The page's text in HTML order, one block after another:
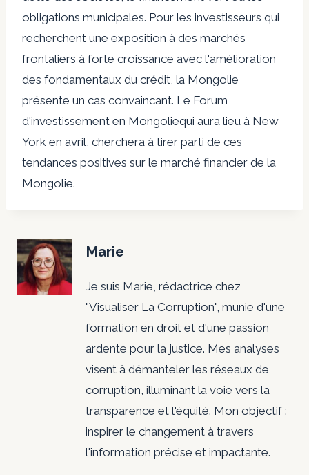
obligations municipales. Pour les investisseurs qui
recherchent une exposition à des marchés
frontaliers à forte croissance avec l'amélioration
des fondamentaux du crédit, la Mongolie
présente un cas convaincant. Le Forum
d'investissement en Mongoliequi aura lieu à New
York en avril, cherchera à tirer parti de ces
tendances positives sur le marché financier de la
Mongolie.
Marie
Je suis Marie, rédactrice chez
"Visualiser La Corruption", munie d'une
formation en droit et d'une passion
ardente pour la justice. Mes analyses
visent à démanteler les réseaux de
corruption, illuminant la voie vers la
transparence et l'équité. Mon objectif :
inspirer le changement à travers
l'information précise et impactante.